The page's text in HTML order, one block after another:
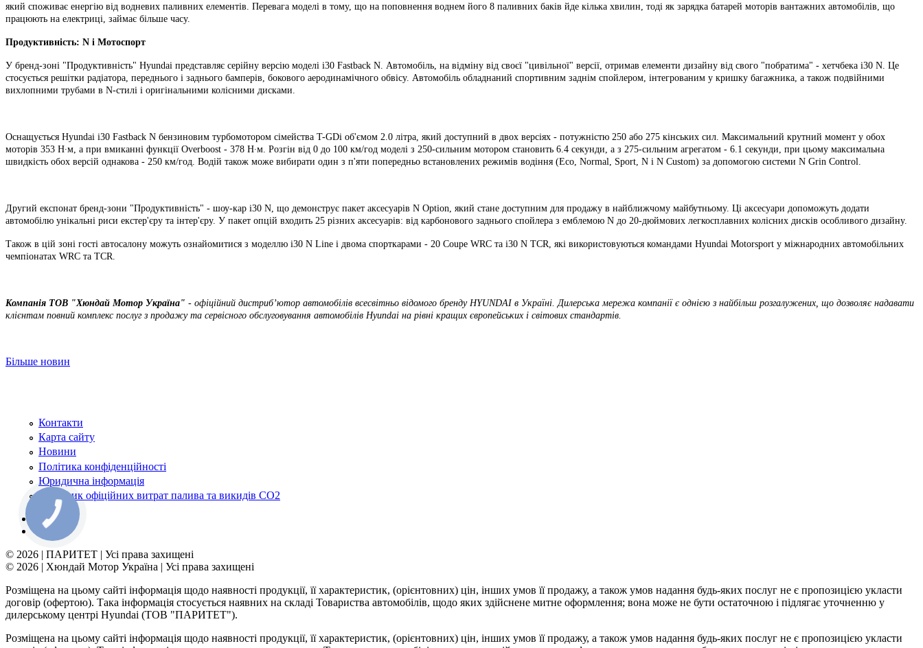
який споживає енергію від водневих паливних елементів. Перевага моделі в тому, що на поповнення воднем його 8 паливних баків йде кілька хвилин, тоді як зарядка батарей моторів вантажних автомобілів, що
працюють на електриці, займає більше часу.
Продуктивність: N і Мотоспорт
У бренд-зоні "Продуктивність" Hyundai представляє серійну версію моделі i30 Fastback N. Автомобіль, на відміну від своєї "цивільної" версії, отримав елементи дизайну від свого "побратима" - хетчбека i30 N. Це
стосується решітки радіатора, переднього і заднього бамперів, бокового аеродинамічного обвісу. Автомобіль обладнаний спортивним заднім спойлером, інтегрованим у кришку багажника, а також подвійними
вихлопними трубами в N-стилі і оригінальними колісними дисками.
Оснащується Hyundai i30 Fastback N бензиновим турбомотором сімейства T-GDi об'ємом 2.0 літра, який доступний в двох версіях - потужністю 250 або 275 кінських сил. Максимальний крутний момент у обох
моторів 353 Н∙м, а при вмиканні функції Overboost - 378 Н∙м. Розгін від 0 до 100 км/год моделі з 250-сильним мотором становить 6.4 секунди, а з 275-сильним агрегатом - 6.1 секунди, при цьому максимальна
швидкість обох версій однакова - 250 км/год. Водій також може вибирати один з п'яти попередньо встановлених режимів водіння (Eco, Normal, Sport, N і N Custom) за допомогою системи N Grin Control.
Другий експонат бренд-зони "Продуктивність" - шоу-кар i30 N, що демонструє пакет аксесуарів N Option, який стане доступним для продажу в найближчому майбутньому. Ці аксесуари допоможуть додати
автомобілю унікальні риси екстер'єру та інтер'єру. У пакет опцій входить 25 різних аксесуарів: від карбонового заднього спойлера з емблемою N до 20-дюймових легкосплавних колісних дисків особливого дизайну.
Також в цій зоні гості автосалону можуть ознайомитися з моделлю i30 N Line і двома спорткарами - 20 Coupe WRC та i30 N TCR, які використовуються командами Hyundai Motorsport у міжнародних автомобільних
чемпіонатах WRC та TCR.
Компанія ТOВ "Хюндай Мотор Україна" - офіційний дистриб’ютор автомобілів всесвітньо відомого бренду HYUNDAI в Україні. Дилерська мережа компанії є однією з найбільш розгалужених, що дозволяє надавати
клієнтам повний комплекс послуг з продажу та сервісного обслуговування автомобілів Hyundai на рівні кращих європейських і світових стандартів.
Більше новин
Контакти
Карта сайту
Новини
Політика конфіденційності
Юридична інформація
Довідник офіційних витрат палива та викидів СО2
© 2026 | ПАРИТЕТ | Усі права захищені
© 2026 | Хюндай Мотор Україна | Усі права захищені
Розміщена на цьому сайті інформація щодо наявності продукції, її характеристик, (орієнтовних) цін, інших умов її продажу, а також умов надання будь-яких послуг не є пропозицією укласти
договір (офертою). Така інформація стосується наявних на складі Товариства автомобілів, щодо яких здійснене митне оформлення; вона може не бути остаточною і підлягає уточненню у
дилерському центрі Hyundai (ТОВ "ПАРИТЕТ").
Розміщена на цьому сайті інформація щодо наявності продукції, її характеристик, (орієнтовних) цін, інших умов її продажу, а також умов надання будь-яких послуг не є пропозицією укласти